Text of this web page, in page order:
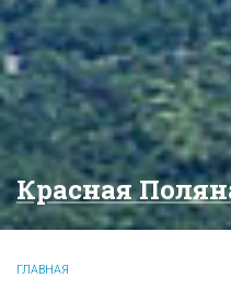
Красная
ГЛАВНАЯ